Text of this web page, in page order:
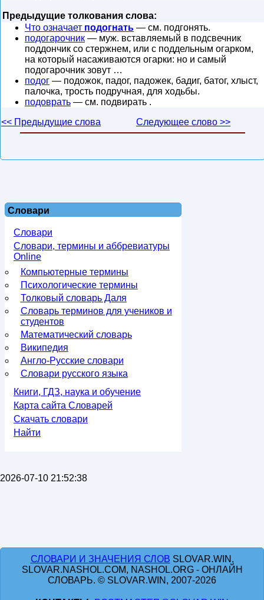
Предыдущие толкования слова:
Что означает подогнать — см. подгонять.
подогарочник — муж. вставляемый в подсвечник
поддончик со стержнем, или с поддельным огарком,
на который насаживаются огарки: но и самый
подогарочник зовут …
подог — подожок, падог, падожек, бадиг, батог, хлыст,
палочка, трость подручная, для ходьбы.
подоврать — см. подвирать .
<< Предыдущие слова
Следующее слово >>
Словари
Словари
Словари, термины и аббревиатуры
Online
Компьютерные термины
Психологические термины
Толковый словарь Даля
Словарь терминов для учеников и
студентов
Математический словарь
Википедия
Англо-Русские словари
Словари русского языка
Книги, ГДЗ, наука и обучение
Карта сайта Словарей
Скачать словари
Найти
2026-07-10 21:52:38
СЛОВАРИ И ЗНАЧЕНИЯ СЛОВ SLOVAR.WIN,
SLOVAR.NASHOL.COM, NASHOL.ORG - ОНЛАЙН
СЛОВАРЬ. © SLOVAR.WIN, 2007-2026